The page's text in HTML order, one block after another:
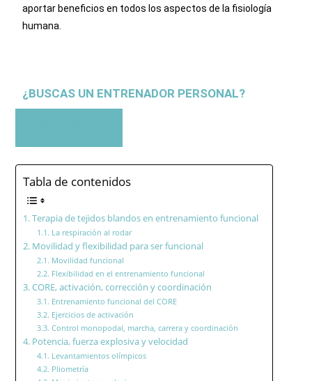
aportar beneficios en todos los aspectos de la fisiología
humana.
¿BUSCAS UN ENTRENADOR PERSONAL?
Tabla de contenidos
Terapia de tejidos blandos en entrenamiento funcional
La respiración al rodar
Movilidad y flexibilidad para ser funcional
Movilidad funcional
Flexibilidad en el entrenamiento funcional
CORE, activación, corrección y coordinación
Entrenamiento funcional del CORE
Ejercicios de activación
Control monopodal, marcha, carrera y coordinación
Potencia, fuerza explosiva y velocidad
Levantamientos olímpicos
Pliometría